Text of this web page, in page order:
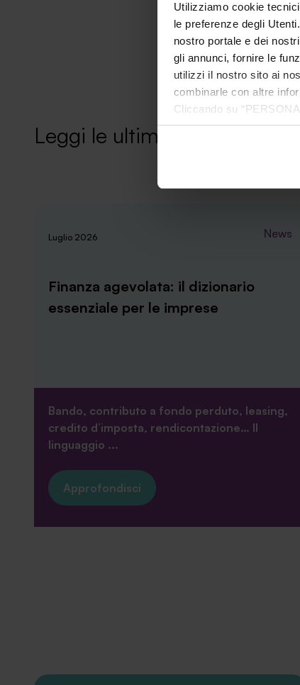
Utilizziamo cookie
le preferenze degli
nostro portale e dei
gli annunci, fornire le
utilizzi il nostro sito ai
combinarle con altre
Cliccando su
che sono necessari per
informazioni complete ti
Leggi le ultime news
Luglio 2026 News
Finanza agevolata: il dizionario
essenziale per le imprese
Bando, contributo a fondo perduto, leasing,
credito d’imposta, rendicontazione… Il
linguaggio ...
Approfondisci